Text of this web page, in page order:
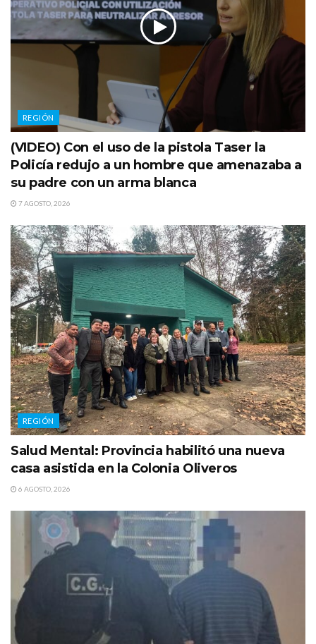
REGIÓN
(VIDEO) Con el uso de la pistola Taser la
Policía redujo a un hombre que amenazaba a
su padre con un arma blanca
7 AGOSTO, 2026
REGIÓN
Salud Mental: Provincia habilitó una nueva
casa asistida en la Colonia Oliveros
6 AGOSTO, 2026